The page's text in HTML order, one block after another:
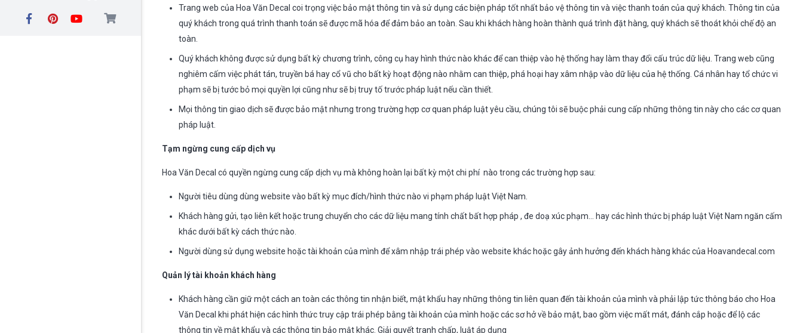
Trang web của Hoa Văn Decal coi trọng việc bảo mật thông tin và sử dụng các biện pháp tốt nhất bảo vệ thông tin và việc thanh toán của quý khách. Thông tin của
quý khách trong quá trình thanh toán sẽ được mã hóa để đảm bảo an toàn. Sau khi khách hàng hoàn thành quá trình đặt hàng, quý khách sẽ thoát khỏi chế độ an
toàn.
Quý khách không được sử dụng bất kỳ chương trình, công cụ hay hình thức nào khác để can thiệp vào hệ thống hay làm thay đổi cấu trúc dữ liệu. Trang web cũng
nghiêm cấm việc phát tán, truyền bá hay cổ vũ cho bất kỳ hoạt động nào nhằm can thiệp, phá hoại hay xâm nhập vào dữ liệu của hệ thống. Cá nhân hay tổ chức vi
phạm sẽ bị tước bỏ mọi quyền lợi cũng như sẽ bị truy tố trước pháp luật nếu cần thiết.
Mọi thông tin giao dịch sẽ được bảo mật nhưng trong trường hợp cơ quan pháp luật yêu cầu, chúng tôi sẽ buộc phải cung cấp những thông tin này cho các cơ quan
pháp luật.
Tạm ngừng cung cấp dịch vụ
Hoa Văn Decal có quyền ngừng cung cấp dịch vụ mà không hoàn lại bất kỳ một chi phí nào trong các trường hợp sau:
Người tiêu dùng dùng website vào bất kỳ mục đích/hình thức nào vi phạm pháp luật Việt Nam.
Khách hàng gửi, tạo liên kết hoặc trung chuyển cho các dữ liệu mang tính chất bất hợp pháp , đe doạ xúc phạm… hay các hình thức bị pháp luật Việt Nam ngăn cấm
khác dưới bất kỳ cách thức nào.
Người dùng sử dụng website hoặc tài khoản của mình để xâm nhập trái phép vào website khác hoặc gây ảnh hưởng đến khách hàng khác của Hoavandecal.com
Quản lý tài khoản khách hàng
Khách hàng cần giữ một cách an toàn các thông tin nhận biết, mật khẩu hay những thông tin liên quan đến tài khoản của mình và phải lập tức thông báo cho Hoa
Văn Decal khi phát hiện các hình thức truy cập trái phép bằng tài khoản của mình hoặc các sơ hở về bảo mật, bao gồm việc mất mát, đánh cắp hoặc để lộ các
thông tin về mật khẩu và các thông tin bảo mật khác. Giải quyết tranh chấp, luật áp dụng